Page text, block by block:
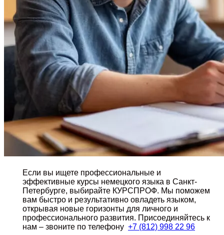
Если вы ищете профессиональные и
эффективные курсы немецкого языка в Санкт-
Петербурге, выбирайте КУРСПРОФ. Мы поможем
вам быстро и результативно овладеть языком,
открывая новые горизонты для личного и
профессионального развития. Присоединяйтесь к
нам – звоните по телефону +7 (812) 998 22 96